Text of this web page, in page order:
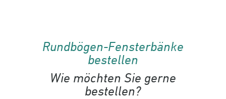
Rundbögen-Fensterbänke
bestellen
Wie möchten Sie gerne
bestellen?